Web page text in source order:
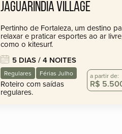
JAGUARINDIA VILLAGE
Pertinho de Fortaleza, um destino
relaxar e praticar esportes ao ar
como o kitesurf.
5 DIAS / 4 NOITES
Regulares Férias Julho
Roteiro com saídas
regulares.
a partir de:
R$